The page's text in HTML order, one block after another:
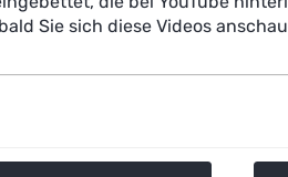
Sie sich diese Videos